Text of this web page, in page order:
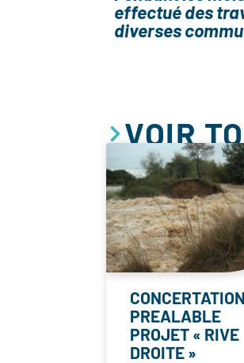
effectué des
diverses
VOIR
CONCERTATION
PREALABLE
PROJET « RIVE
DROITE »